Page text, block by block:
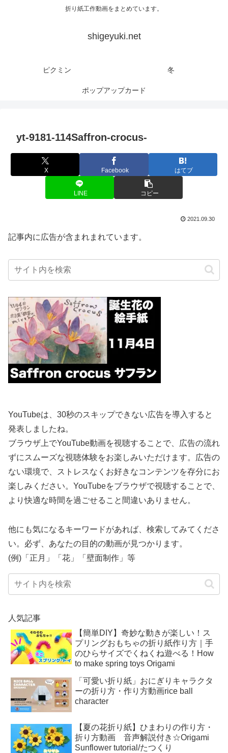
折り紙工作動画をまとめています。
shigeyuki.net
ピクミン 冬
ポップアップカード
yt-9181-114Saffron-crocus-
X Facebook はてブ
LINE コピー
2021.09.30
記事内に広告が含まれまれています。
YouTubeは、30秒のスキップできない広告を導入すると
発表しましたね。
ブラウザ上でYouTube動画を視聴することで、広告の流れ
ずにスムーズな視聴体験をお楽しみいただけます。広告の
ない環境で、ストレスなくお好きなコンテンツを存分にお
楽しみください。YouTubeをブラウザで視聴することで、
より快適な時間を過ごせること間違いありません。
他にも気になるキーワードがあれば、検索してみてくださ
い。必ず、あなたの目的の動画が見つかります。
(例)「正月」「花」「壁面制作」等
人気記事
【簡単DIY】奇妙な動きが楽しい！ス
プリングおもちゃの折り紙作り方｜手
のひらサイズでくねくね遊べる！How
to make spring toys Origami
「可愛い折り紙」おにぎりキャラクタ
ーの折り方・作り方動画rice ball
character
【夏の花折り紙】ひまわりの作り方・
折り方動画 音声解説付き☆Origami
Sunflower tutorial/たつくり